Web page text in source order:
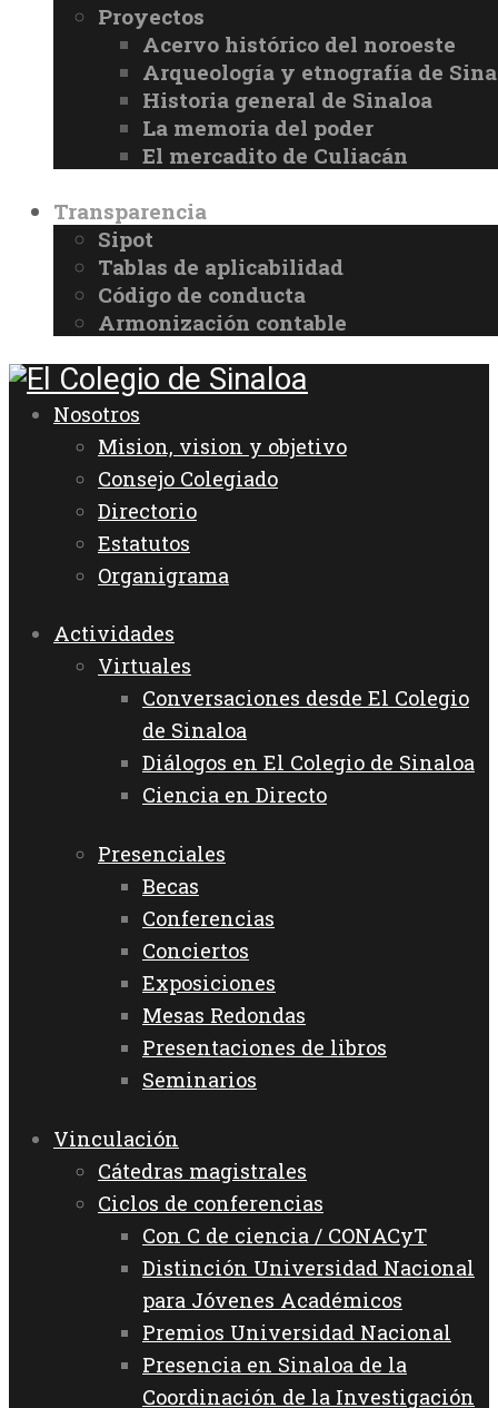
Proyectos
Acervo histórico del noroeste
Arqueología y etnografía de
Historia general de Sinaloa
La memoria del poder
El mercadito de Culiacán
Transparencia
Sipot
Tablas de aplicabilidad
Código de conducta
Armonización contable
Nosotros
Mision, vision y objetivo
Consejo Colegiado
Directorio
Estatutos
Organigrama
Actividades
Virtuales
Conversaciones desde El Colegio
de Sinaloa
Diálogos en El Colegio de Sinaloa
Ciencia en Directo
Presenciales
Becas
Conferencias
Conciertos
Exposiciones
Mesas Redondas
Presentaciones de libros
Seminarios
Vinculación
Cátedras magistrales
Ciclos de conferencias
Con C de ciencia / CONACyT
Distinción Universidad Nacional
para Jóvenes Académicos
Premios Universidad Nacional
Presencia en Sinaloa de la
Coordinación de la Investigación